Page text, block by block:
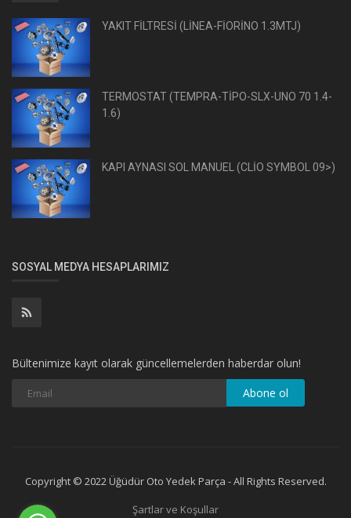
YAKIT FİLTRESİ (LİNEA-FİORİNO 1.3MTJ)
TERMOSTAT (TEMPRA-TİPO-SLX-UNO 70 1.4-
1.6)
KAPI AYNASI SOL MANUEL (CLİO SYMBOL 09>)
SOSYAL MEDYA HESAPLARIMIZ
Bültenimize kayıt olarak güncellemelerden haberdar olun!
Abone ol
Copyright © 2022 Üğüdür Oto Yedek Parça - All Rights Reserved.
Şartlar ve Koşullar